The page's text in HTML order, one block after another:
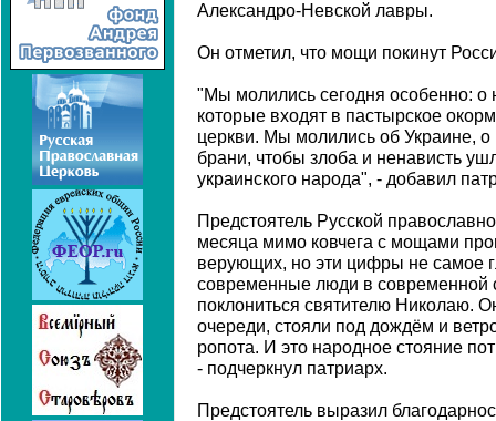
Александро-Невской лавры.
Он отметил, что мощи покинут
"Мы молились сегодня особенно: о
которые входят в пастырское
церкви. Мы молились об Украине,
брани, чтобы злоба и ненависть
украинского народа", - добавил
Предстоятель Русской
месяца мимо ковчега с мощами
верующих, но эти цифры не самое
современные люди в современной
поклониться святителю Николаю.
очереди, стояли под дождём и
ропота. И это народное стояние
- подчеркнул патриарх.
Предстоятель выразил